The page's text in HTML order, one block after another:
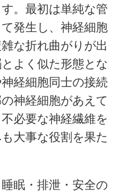
。最初は単純な管
発生し、神経細胞
な折れ曲がりが出
よく似た形態とな
経細胞同士の接続
神経細胞があえて
必要な神経繊維を
大事な役割を果た
眠・排泄・安全の